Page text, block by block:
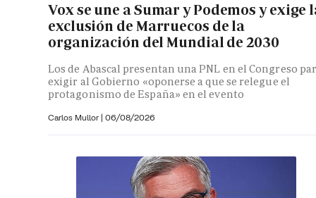
Vox se une a Sumar y Podemos y exige
exclusión de Marruecos de la
organización del Mundial de 2030
Los de Abascal presentan una PNL en el Congreso
exigir al Gobierno «oponerse a que se relegue el
protagonismo de España» en el evento
Carlos Mullor | 06/08/2026